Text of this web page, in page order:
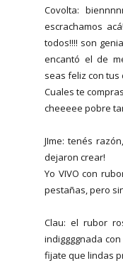
Covolta:
escrachamos
todos!!!! son
encantó el de
seas feliz con tus
Cuales te
cheeeee pobre
JIme: tenés
dejaron crear!
Yo VIVO con
pestañas, pero
Clau: el rubor
indiggggnada
fijate que lindas